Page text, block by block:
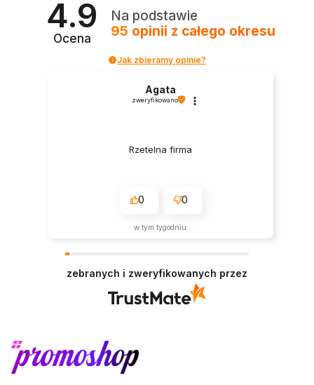
4.9
Ocena
Na podstawie
95 opinii z całego okresu
Jak zbieramy opinie?
Agata
zweryfikowano
Rzetelna firma
0 0
w tym tygodniu
zebranych i zweryfikowanych przez